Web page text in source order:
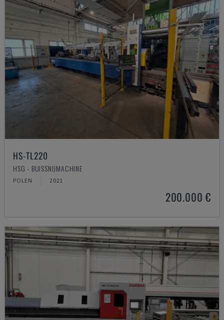
HS-TL220
HSG - BUISSNIJMACHINE
POLEN 2021
200.000 €